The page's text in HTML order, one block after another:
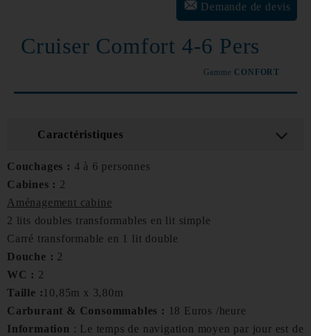
Demande de devis
Cruiser Comfort 4-6 Pers
Gamme CONFORT
Caractéristiques
Couchages : 4 à 6 personnes
Cabines : 2
Aménagement cabine
2 lits doubles transformables en lit simple
Carré transformable en 1 lit double
Douche : 2
WC : 2
Taille : 10,85m x 3,80m
Carburant & Consommables : 18 Euros /heure
Information : Le temps de navigation moyen par jour est de